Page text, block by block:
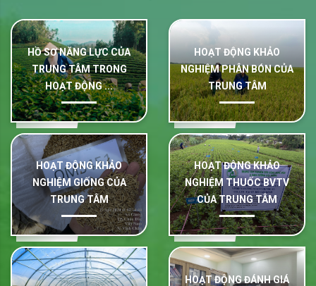
HỒ SƠ NĂNG LỰC CỦA
TRUNG TÂM TRONG
HOẠT ĐỘNG ...
HOẠT ĐỘNG KHẢO
NGHIỆM PHÂN BÓN CỦA
TRUNG TÂM
HOẠT ĐỘNG KHẢO
NGHIỆM GIỐNG CỦA
TRUNG TÂM
HOẠT ĐỘNG KHẢO
NGHIỆM THUỐC BVTV
CỦA TRUNG TÂM
HOẠT ĐỘNG ĐÁNH GIÁ